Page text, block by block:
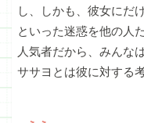
し、しかも、彼女にだ
といった迷惑を他の人
人気者だから、みんな
ササヨとは彼に対する